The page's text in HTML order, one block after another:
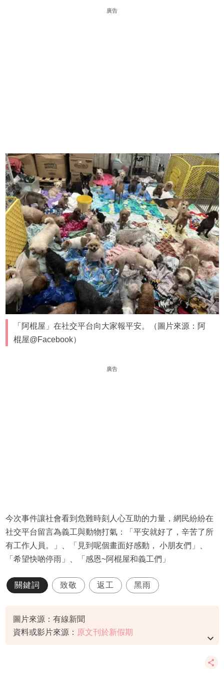
廣告
「阿棍屋」在社交平台向大家報平安。（圖片來源：阿
棍屋@Facebook）
廣告
今次事件讓社會看到危難時刻人心互助的力量，網民紛紛在
社交平台留言為義工與動物打氣：「平安就好了，辛苦了所
有工作人員。」、「見到呢個畫面好感動， 小朋友們」、
「希望快啲停雨」、「感恩~阿棍屋和義工們」
關鍵詞 致敬 返工 黑雨
圖片來源：有線新聞
資料或影片來源： 原文刊於新假期